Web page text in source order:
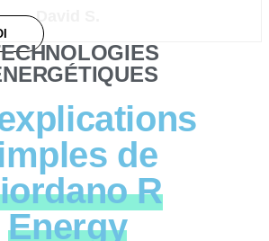
David S.
de
R
Energy